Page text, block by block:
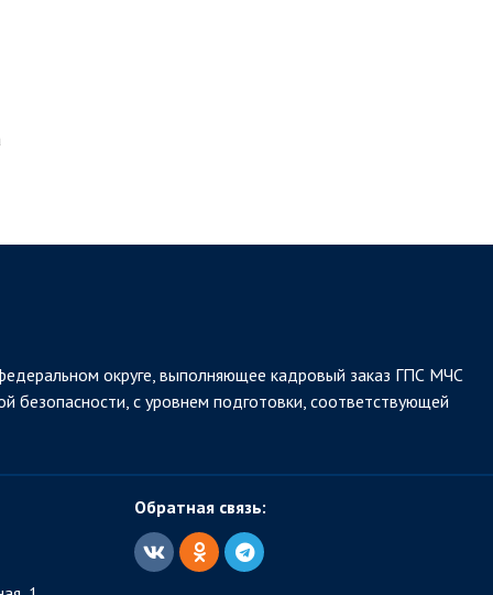
округе, выполняющее кадровый заказ ГПС МЧС
безопасности, с уровнем подготовки, соответствующей
Обратная связь: